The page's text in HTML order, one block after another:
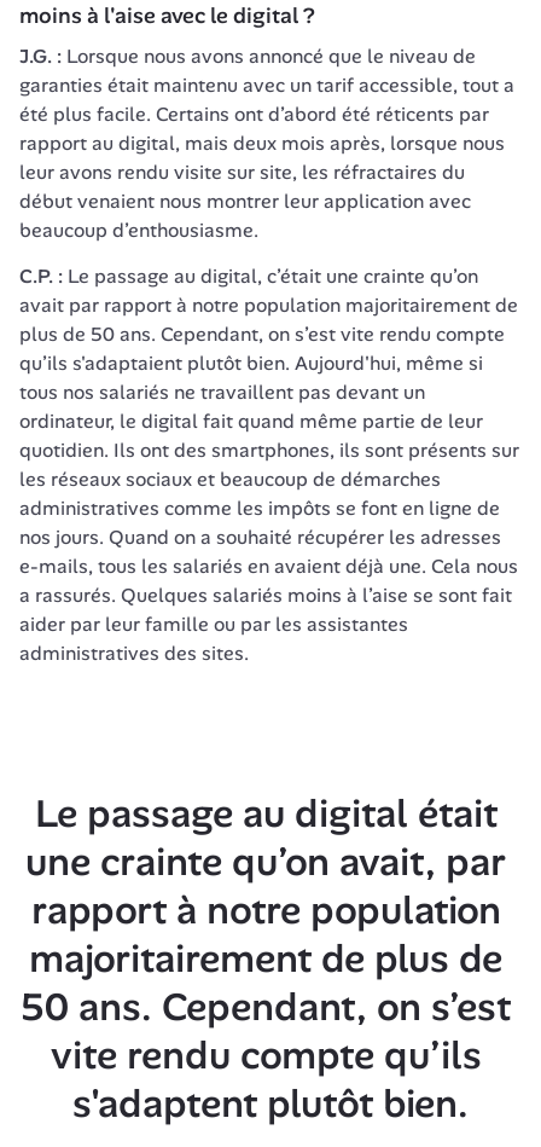
moins à l'aise avec le digital ?
J.G. : Lorsque nous avons annoncé que le niveau de
garanties était maintenu avec un tarif accessible, tout a
été plus facile. Certains ont d’abord été réticents par
rapport au digital, mais deux mois après, lorsque nous
leur avons rendu visite sur site, les réfractaires du
début venaient nous montrer leur application avec
beaucoup d’enthousiasme.
C.P. : Le passage au digital, c’était une crainte qu’on
avait par rapport à notre population majoritairement de
plus de 50 ans. Cependant, on s’est vite rendu compte
qu’ils s'adaptaient plutôt bien. Aujourd'hui, même si
tous nos salariés ne travaillent pas devant un
ordinateur, le digital fait quand même partie de leur
quotidien. Ils ont des smartphones, ils sont présents sur
les réseaux sociaux et beaucoup de démarches
administratives comme les impôts se font en ligne de
nos jours. Quand on a souhaité récupérer les adresses
e-mails, tous les salariés en avaient déjà une. Cela nous
a rassurés. Quelques salariés moins à l’aise se sont fait
aider par leur famille ou par les assistantes
administratives des sites.
Le passage au digital était
une crainte qu’on avait, par
rapport à notre population
majoritairement de plus de
50 ans. Cependant, on s’est
vite rendu compte qu’ils
s'adaptent plutôt bien.